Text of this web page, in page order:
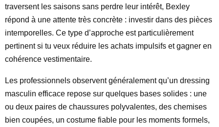
traversent les saisons sans perdre leur intérêt, Bexley
répond à une attente très concrète : investir dans des pièces
intemporelles. Ce type d’approche est particulièrement
pertinent si tu veux réduire les achats impulsifs et gagner en
cohérence vestimentaire.
Les professionnels observent généralement qu’un dressing
masculin efficace repose sur quelques bases solides : une
ou deux paires de chaussures polyvalentes, des chemises
bien coupées, un costume fiable pour les moments formels,